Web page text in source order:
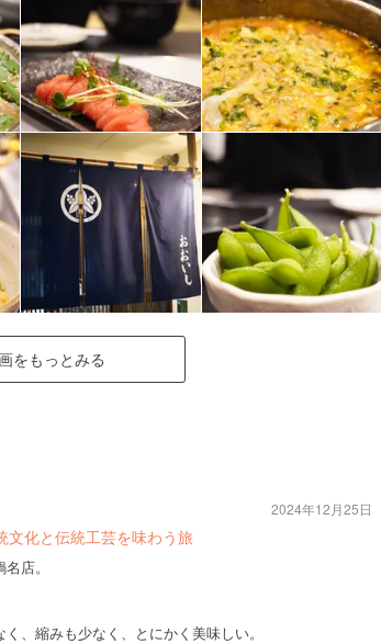
をもっとみる
化と伝統工芸を味わう旅
店。
、縮みも少なく、とにかく美味しい。
2024年12月25日